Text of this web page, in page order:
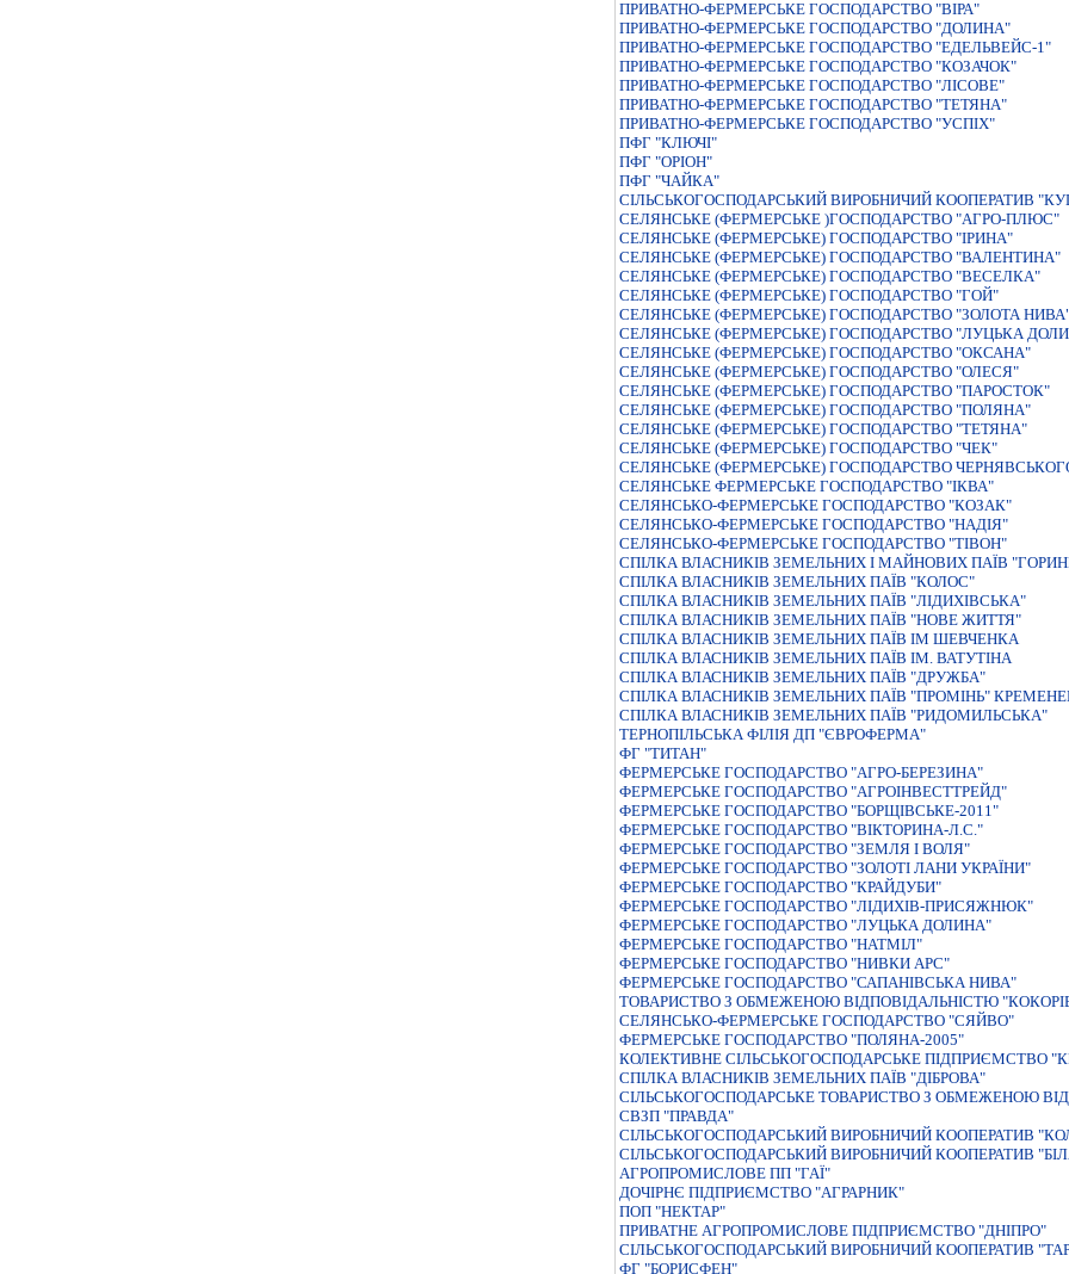
ПРИВАТНО-ФЕРМЕРСЬКЕ ГОСПОДАРСТВО "ВIРА"
ПРИВАТНО-ФЕРМЕРСЬКЕ ГОСПОДАРСТВО "ДОЛИНА"
ПРИВАТНО-ФЕРМЕРСЬКЕ ГОСПОДАРСТВО "ЕДЕЛЬВЕЙС-1"
ПРИВАТНО-ФЕРМЕРСЬКЕ ГОСПОДАРСТВО "КОЗАЧОК"
ПРИВАТНО-ФЕРМЕРСЬКЕ ГОСПОДАРСТВО "ЛIСОВЕ"
ПРИВАТНО-ФЕРМЕРСЬКЕ ГОСПОДАРСТВО "ТЕТЯНА"
ПРИВАТНО-ФЕРМЕРСЬКЕ ГОСПОДАРСТВО "УСПIХ"
ПФГ "КЛЮЧІ"
ПФГ "ОРІОН"
ПФГ "ЧАЙКА"
СIЛЬСЬКОГОСПОДАРСЬКИЙ ВИРОБНИЧИЙ КООПЕРАТИВ
СЕЛЯНСЬКЕ (ФЕРМЕРСЬКЕ )ГОСПОДАРСТВО "АГРО-ПЛЮС"
СЕЛЯНСЬКЕ (ФЕРМЕРСЬКЕ) ГОСПОДАРСТВО "IРИНА"
СЕЛЯНСЬКЕ (ФЕРМЕРСЬКЕ) ГОСПОДАРСТВО "ВАЛЕНТИНА"
СЕЛЯНСЬКЕ (ФЕРМЕРСЬКЕ) ГОСПОДАРСТВО "ВЕСЕЛКА"
СЕЛЯНСЬКЕ (ФЕРМЕРСЬКЕ) ГОСПОДАРСТВО "ГОЙ"
СЕЛЯНСЬКЕ (ФЕРМЕРСЬКЕ) ГОСПОДАРСТВО "ЗОЛОТА
СЕЛЯНСЬКЕ (ФЕРМЕРСЬКЕ) ГОСПОДАРСТВО "ЛУЦЬКА
СЕЛЯНСЬКЕ (ФЕРМЕРСЬКЕ) ГОСПОДАРСТВО "ОКСАНА"
СЕЛЯНСЬКЕ (ФЕРМЕРСЬКЕ) ГОСПОДАРСТВО "ОЛЕСЯ"
СЕЛЯНСЬКЕ (ФЕРМЕРСЬКЕ) ГОСПОДАРСТВО "ПАРОСТОК"
СЕЛЯНСЬКЕ (ФЕРМЕРСЬКЕ) ГОСПОДАРСТВО "ПОЛЯНА"
СЕЛЯНСЬКЕ (ФЕРМЕРСЬКЕ) ГОСПОДАРСТВО "ТЕТЯНА"
СЕЛЯНСЬКЕ (ФЕРМЕРСЬКЕ) ГОСПОДАРСТВО "ЧЕК"
СЕЛЯНСЬКЕ (ФЕРМЕРСЬКЕ) ГОСПОДАРСТВО
СЕЛЯНСЬКЕ ФЕРМЕРСЬКЕ ГОСПОДАРСТВО "IКВА"
СЕЛЯНСЬКО-ФЕРМЕРСЬКЕ ГОСПОДАРСТВО "КОЗАК"
СЕЛЯНСЬКО-ФЕРМЕРСЬКЕ ГОСПОДАРСТВО "НАДIЯ"
СЕЛЯНСЬКО-ФЕРМЕРСЬКЕ ГОСПОДАРСТВО "ТIВОН"
СПIЛКА ВЛАСНИКIВ ЗЕМЕЛЬНИХ I МАЙНОВИХ ПАЇВ
СПIЛКА ВЛАСНИКIВ ЗЕМЕЛЬНИХ ПАЇВ "КОЛОС"
СПIЛКА ВЛАСНИКIВ ЗЕМЕЛЬНИХ ПАЇВ "ЛIДИХIВСЬКА"
СПIЛКА ВЛАСНИКIВ ЗЕМЕЛЬНИХ ПАЇВ "НОВЕ ЖИТТЯ"
СПIЛКА ВЛАСНИКIВ ЗЕМЕЛЬНИХ ПАЇВ IМ ШЕВЧЕНКА
СПIЛКА ВЛАСНИКIВ ЗЕМЕЛЬНИХ ПАЇВ IМ. ВАТУТIНА
СПІЛКА ВЛАСНИКІВ ЗЕМЕЛЬНИХ ПАЇВ "ДРУЖБА"
СПІЛКА ВЛАСНИКІВ ЗЕМЕЛЬНИХ ПАЇВ "ПРОМІНЬ"
СПІЛКА ВЛАСНИКІВ ЗЕМЕЛЬНИХ ПАЇВ "РИДОМИЛЬСЬКА"
ТЕРНОПIЛЬСЬКА ФIЛIЯ ДП "ЄВРОФЕРМА"
ФГ "ТИТАН"
ФЕРМЕРСЬКЕ ГОСПОДАРСТВО "АГРО-БЕРЕЗИНА"
ФЕРМЕРСЬКЕ ГОСПОДАРСТВО "АГРОІНВЕСТТРЕЙД"
ФЕРМЕРСЬКЕ ГОСПОДАРСТВО "БОРЩIВСЬКЕ-2011"
ФЕРМЕРСЬКЕ ГОСПОДАРСТВО "ВIКТОРИНА-Л.С."
ФЕРМЕРСЬКЕ ГОСПОДАРСТВО "ЗЕМЛЯ I ВОЛЯ"
ФЕРМЕРСЬКЕ ГОСПОДАРСТВО "ЗОЛОТІ ЛАНИ УКРАЇНИ"
ФЕРМЕРСЬКЕ ГОСПОДАРСТВО "КРАЙДУБИ"
ФЕРМЕРСЬКЕ ГОСПОДАРСТВО "ЛIДИХIВ-ПРИСЯЖНЮК"
ФЕРМЕРСЬКЕ ГОСПОДАРСТВО "ЛУЦЬКА ДОЛИНА"
ФЕРМЕРСЬКЕ ГОСПОДАРСТВО "НАТМIЛ"
ФЕРМЕРСЬКЕ ГОСПОДАРСТВО "НИВКИ АРС"
ФЕРМЕРСЬКЕ ГОСПОДАРСТВО "САПАНІВСЬКА НИВА"
ТОВАРИСТВО З ОБМЕЖЕНОЮ ВІДПОВІДАЛЬНІСТЮ
СЕЛЯНСЬКО-ФЕРМЕРСЬКЕ ГОСПОДАРСТВО "СЯЙВО"
ФЕРМЕРСЬКЕ ГОСПОДАРСТВО "ПОЛЯНА-2005"
КОЛЕКТИВНЕ СIЛЬСЬКОГОСПОДАРСЬКЕ ПIДПРИЄМСТВО
СПІЛКА ВЛАСНИКІВ ЗЕМЕЛЬНИХ ПАЇВ "ДІБРОВА"
СІЛЬСЬКОГОСПОДАРСЬКЕ ТОВАРИСТВО З ОБМЕЖЕНОЮ
СВЗП "ПРАВДА"
СІЛЬСЬКОГОСПОДАРСЬКИЙ ВИРОБНИЧИЙ КООПЕРАТИВ
СІЛЬСЬКОГОСПОДАРСЬКИЙ ВИРОБНИЧИЙ КООПЕРАТИВ
АГРОПРОМИСЛОВЕ ПП "ГАЇ"
ДОЧIРНЄ ПIДПРИЄМСТВО "АГРАРНИК"
ПОП "НЕКТАР"
ПРИВАТНЕ АГРОПРОМИСЛОВЕ ПIДПРИЄМСТВО "ДНIПРО"
СIЛЬСЬКОГОСПОДАРСЬКИЙ ВИРОБНИЧИЙ КООПЕРАТИВ
ФГ "БОРИСФЕН"